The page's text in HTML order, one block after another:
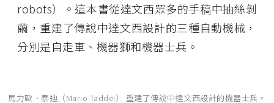
robots）。這本書從達文西眾多的手稿中抽絲剝
繭，重建了傳說中達文西設計的三種自動機械，
分別是自走車、機器獅和機器士兵。
馬力歐．泰迪（Mario Taddei） 重建了傳說中達文西設計的機器士兵。